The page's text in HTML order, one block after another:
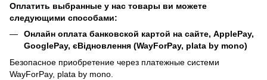
Оплатить выбранные у нас товары ви можете
следующими способами:
Онлайн оплата банковской картой на сайте, ApplePay,
GooglePay, єВідновлення (WayForPay, plata by mono)
Безопасное приобретение через платежные системи
WayForPay, plata by mono.